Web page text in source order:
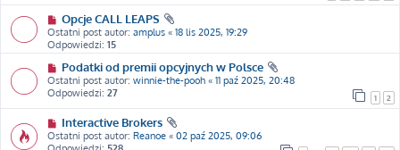
Opcje CALL LEAPS
Ostatni post autor: amplus « 18 lis 2025, 19:29
Odpowiedzi: 15
Podatki od premii opcyjnych w Polsce
Ostatni post autor: winnie-the-pooh « 11 paź 2025, 20:48
Odpowiedzi: 27 1 2
Interactive Brokers
Ostatni post autor: Reanoe « 02 paź 2025, 09:06